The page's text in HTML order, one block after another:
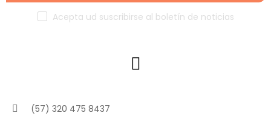
Acepta ud suscribirse al boletín de noticias
(57) 320 475 8437